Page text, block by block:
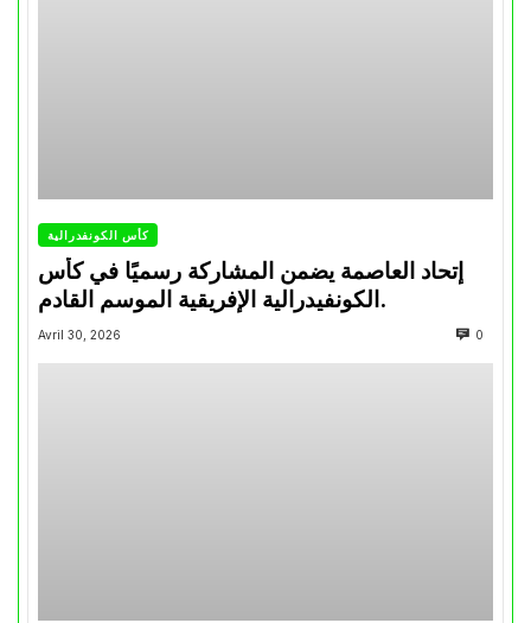
كأس الكونفدرالية
إتحاد العاصمة يضمن المشاركة رسميًا في كأس
الكونفيدرالية الإفريقية الموسم القادم.
Avril 30, 2026 0